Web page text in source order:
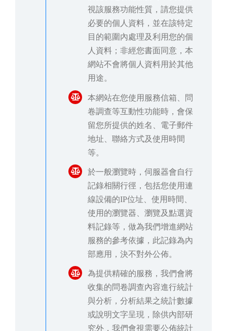
視該服務功能性質，請您提供
必要的個人資料，並在該特定
目的範圍內處理及利用您的個
人資料；非經您書面同意，本
網站不會將個人資料用於其他
用途。
本網站在您使用服務信箱、問
卷調查等互動性功能時，會保
留您所提供的姓名、電子郵件
地址、聯絡方式及使用時間
等。
於一般瀏覽時，伺服器會自行
記錄相關行徑，包括您使用連
線設備的IP位址、使用時間、
使用的瀏覽器、瀏覽及點選資
料記錄等，做為我們增進網站
服務的參考依據，此記錄為內
部應用，決不對外公佈。
為提供精確的服務，我們會將
收集的問卷調查內容進行統計
與分析，分析結果之統計數據
或說明文字呈現，除供內部研
究外，我們會視需要公佈統計